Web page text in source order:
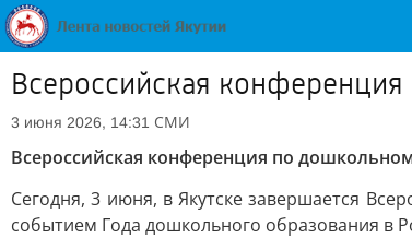
Всероссийская
3 июня 2026, 14:31 СМИ
Всероссийская конференция по
Сегодня, 3 июня, в Якутске завершается
событием Года дошкольного образования в